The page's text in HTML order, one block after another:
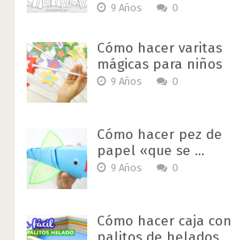
9 Años 0
Cómo hacer varitas
mágicas para niños
9 Años 0
Cómo hacer pez de
papel «que se …
9 Años 0
Cómo hacer caja con